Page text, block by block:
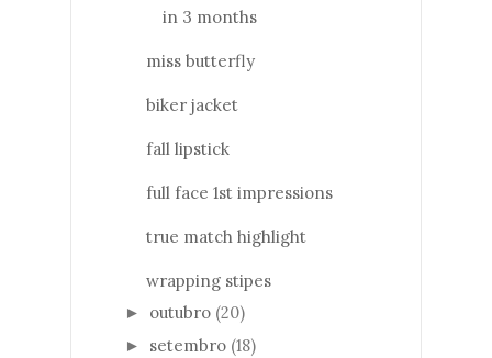
in 3 months
miss butterfly
biker jacket
fall lipstick
full face 1st impressions
true match highlight
wrapping stipes
► outubro (20)
► setembro (18)